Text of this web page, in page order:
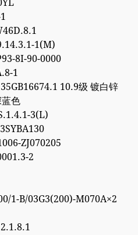
1(M)
8I-90-0000
1
10.9级 镀白锌
色
3(L)
ZJ070205
2
1-B/03G3(200)-M070A×2